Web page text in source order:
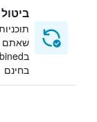
שאתם
בחינם